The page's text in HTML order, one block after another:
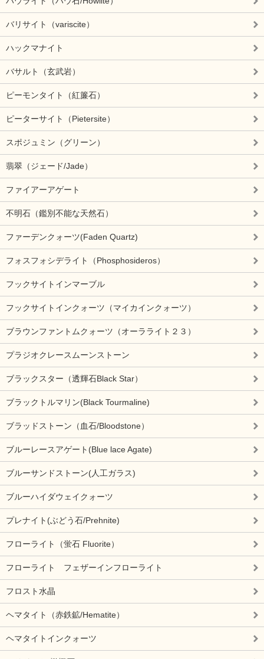
バリサイト（variscite）
ハックマナイト
バサルト（玄武岩）
ピーモンタイト（紅簾石）
ピーターサイト（Pietersite）
スポジュミン（グリーン）
翡翠（ジェード/Jade）
ファイアーアゲート
不明石（鑑別不能な天然石）
ファーデンクォーツ(Faden Quartz)
フォスフォシデライト（Phosphosideros）
フックサイトインマーブル
フックサイトインクォーツ（マイカインクォーツ）
ブラウンファントムクォーツ（オーラライト２３）
プラジオクレースムーンストーン
ブラックスター（透輝石Black Star）
ブラックトルマリン(Black Tourmaline)
ブラッドストーン（血石/Bloodstone）
ブルーレースアゲート(Blue lace Agate)
ブルーサンドストーン(人工ガラス)
ブルーハイダウェイクォーツ
プレナイト(ぶどう石/Prehnite)
フローライト（蛍石 Fluorite）
フローライト フェザーインフローライト
フロスト水晶
ヘマタイト（赤鉄鉱/Hematite）
ヘマタイトインクォーツ